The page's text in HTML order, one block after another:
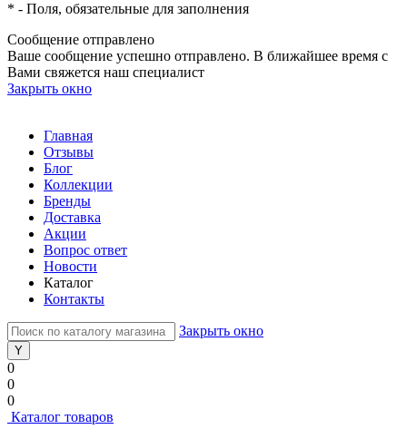
* - Поля, обязательные для заполнения
Сообщение отправлено
Ваше сообщение успешно отправлено. В ближайшее время с
Вами свяжется наш специалист
Закрыть окно
Главная
Отзывы
Блог
Коллекции
Бренды
Доставка
Акции
Вопрос ответ
Новости
Каталог
Контакты
Закрыть окно
0
0
0
Каталог товаров